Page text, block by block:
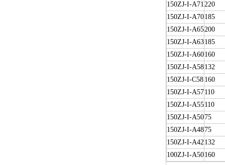
150ZJ-I-A71220
150ZJ-I-A70185
150ZJ-I-A65200
150ZJ-I-A63185
150ZJ-I-A60160
150ZJ-I-A58132
150ZJ-I-C58 160
150ZJ-I-A57110
150ZJ-I-A55110
150ZJ-I-A5075
150ZJ-I-A4875
150ZJ-I-A42132
100ZJ-I-A50160